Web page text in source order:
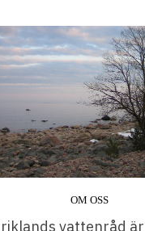
OM OSS
vattenråd